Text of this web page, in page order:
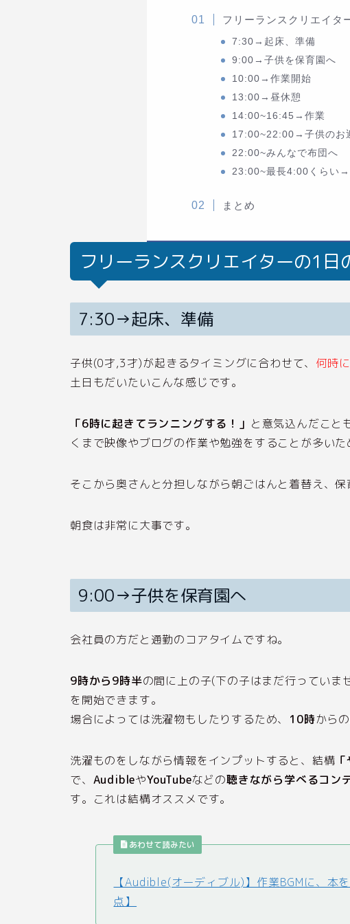
フリーランスクリエイタ
7:30→起床、準備
9:00→子供を保育園へ
10:00→作業開始
13:00→昼休憩
14:00~16:45→作業
17:00~22:00→子供のお
22:00~みんなで布団へ
23:00~最長4:00くらい→
まとめ
フリーランスクリエイターの1日
7:30→起床、準備
子供(0才,3才)が起きるタイミングに合わせて、 何時
土日もだいたいこんな感じです。
「6時に起きてランニングする！」 と意気込んだこと
くまで映像やブログの作業や勉強をすることが多い
そこから奥さんと分担しながら朝ごはんと着替え、保
朝食は非常に大事です。
9:00→子供を保育園へ
会社員の方だと通勤のコアタイムですね。
9時から9時半の間に上の子(下の子はまだ行ってい
を開始できます。
場合によっては洗濯物もしたりするため、 10時から
洗濯ものをしながら情報をインプットすると、結構
で、 AudibleやYouTubeなどの聴きながら学べるコン
す。これは結構オススメです。
あわせて読みたい
【Audible(オーディブル)】作業BGMに、本
点】